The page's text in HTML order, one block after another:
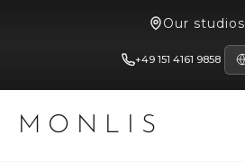
Our studios
+49 151 4161 9858
MONLIS